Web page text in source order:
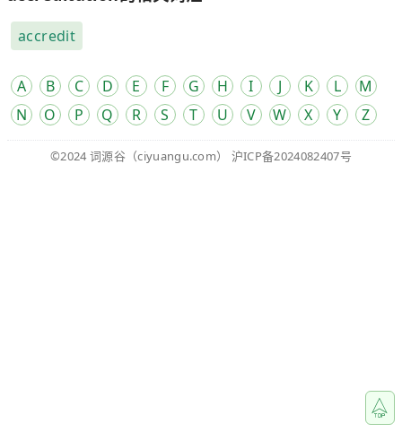
accredit
A B C D E F G H I J K L
M
N
O P Q R S T U V W X Y Z
©2024 词源谷 （ciyuangu.com） 沪ICP备2024082407号